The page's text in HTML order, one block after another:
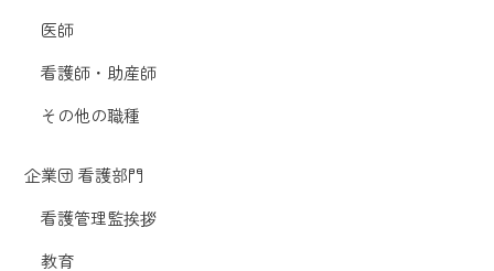
医師
看護師・助産師
その他の職種
企業団 看護部門
看護管理監挨拶
教育